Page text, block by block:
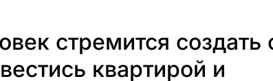
стремится создать
квартирой и